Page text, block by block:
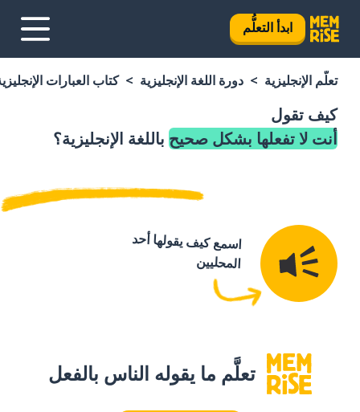
ابدأ التعلُّم
تعلَّم الإنجليزية دورة اللغة الإنجليزية كتاب العبارات
كيف تقول
أنت لا تفعلها بشكل صحيح باللغة الإنجليزية؟
اسمع كيف يقولها أحد
المحليين
تعلَّم ما يقوله الناس بالفعل